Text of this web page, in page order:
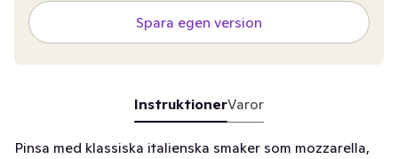
Spara egen version
InstruktionerVaror
Pinsa med klassiska italienska smaker som mozzarella,